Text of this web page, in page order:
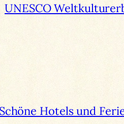
UNESCO
Hotels und